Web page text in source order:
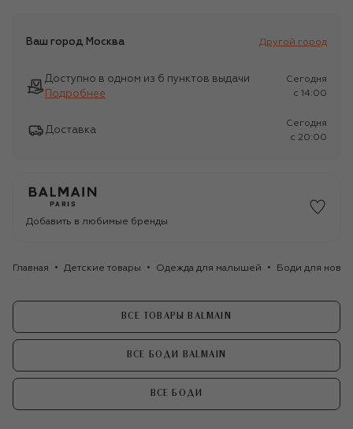
Ваш город Москва Другой город
Доступно в одном из 6 пунктов выдачи
Подробнее
Сегодня
c 14:00
Доставка
Сегодня
c 20:00
Добавить в любимые бренды
Главная Детские товары Одежда для малышей Боди для
ВСЕ ТОВАРЫ BALMAIN
ВСЕ БОДИ BALMAIN
ВСЕ БОДИ